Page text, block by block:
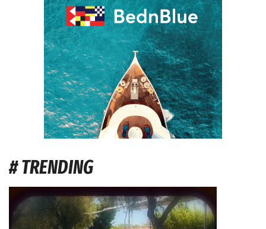
# TRENDING